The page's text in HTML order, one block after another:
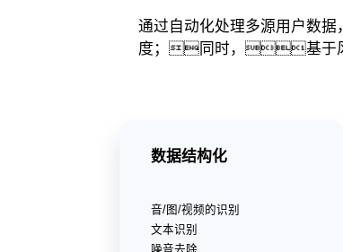
通过自动化处理多源用户
度；同时，基于风
数据结构化
音/图/视频的识别
文本识别